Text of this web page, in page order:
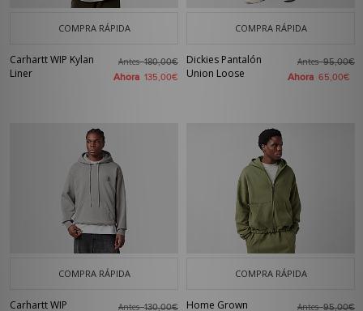
COMPRA RÁPIDA
Carhartt WIP Kylan
Liner
Antes180,00€
Ahora 135,00€
COMPRA RÁPIDA
Dickies Pantalón
Union Loose
Antes95,00€
Ahora 65,00€
COMPRA RÁPIDA
Carhartt WIP
Antes130,00€
COMPRA RÁPIDA
Home Grown
Antes95,00€